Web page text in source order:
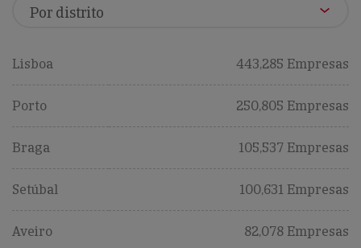
Lisboa 443,285 Empresas
Porto 250,805 Empresas
Braga 105,537 Empresas
Setúbal 100,631 Empresas
Aveiro 82,078 Empresas